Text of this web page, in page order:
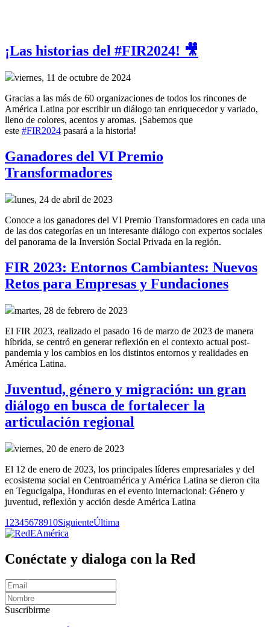
¡Las historias del #FIR2024! 🎥
viernes, 11 de octubre de 2024
Gracias a las más de 60 organizaciones de todos los rincones de
América Latina por escribir un diálogo tan enriquecedor y variado,
lleno de colores, acentos y aromas. ¡Sabemos que
este #FIR2024 pasará a la historia!
Ganadores del VI Premio
Transformadores
lunes, 24 de abril de 2023
Conoce a los ganadores del VI Premio Transformadores en cada una
de las dos categorías en un interesante diálogo con expertos sociales
del panorama de la Inversión Social Privada en la región.
FIR 2023: Entornos Cambiantes: Nuevos
Retos para Empresas y Fundaciones
martes, 28 de febrero de 2023
El FIR 2023, realizado el pasado 16 de marzo de 2023 de manera
híbrida, se centró en generar reflexión en el contexto actual post-
pandemia y los cambios en los distintos entornos y realidades en
América Latina.
Juventud, género y migración: un gran
diálogo en busca de fortalecer la
articulación regional
viernes, 20 de enero de 2023
El 12 de enero de 2023, los principales líderes empresariales y del
ecosistema social en Centroamérica y América Latina se dieron cita
en Tegucigalpa, Honduras en el evento internacional: Género y
juventud, reflexión y acción desde América Latina
1 2345678910SiguienteÚltima
Conéctate y dialoga con la Red
Suscribirme